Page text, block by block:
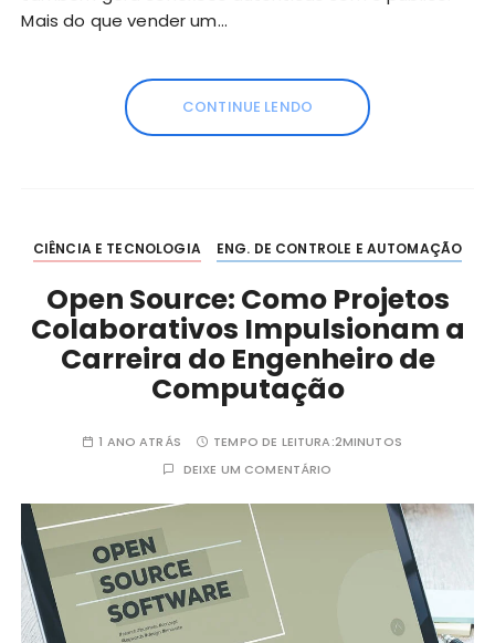
Mais do que vender um…
CONTINUE LENDO
CIÊNCIA E TECNOLOGIA ENG. DE CONTROLE E AUTOMAÇÃO
Open Source: Como Projetos
Colaborativos Impulsionam a
Carreira do Engenheiro de
Computação
1 ANO ATRÁS TEMPO DE LEITURA:2MINUTOS
DEIXE UM COMENTÁRIO